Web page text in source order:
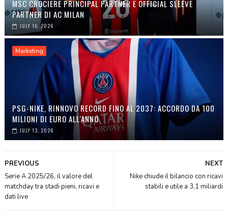
MSC CROCIERE PRINCIPAL PARTNER E OFFICIAL SLEEVE
PARTNER DI AC MILAN
JULY 16, 2026
Marketing
PSG-NIKE, RINNOVO RECORD FINO AL 2037: ACCORDO DA 100
MILIONI DI EURO ALL'ANNO
JULY 13, 2026
NEXT
Nike chiude il bilancio con ricavi
stabili e utile a 3,1 miliardi
PREVIOUS
Serie A 2025/26, il valore del
matchday tra stadi pieni, ricavi e
dati live